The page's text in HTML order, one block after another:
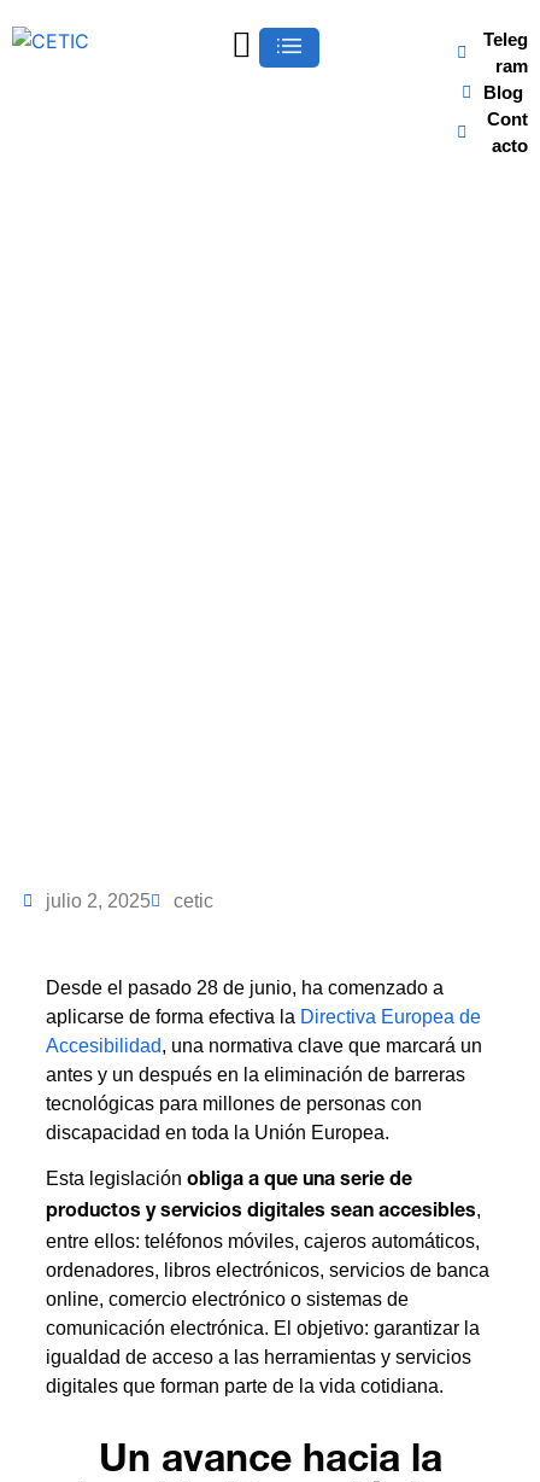
Teleg
ram
Blog
Cont
acto
julio 2, 2025 cetic
Desde el pasado 28 de junio, ha comenzado a
aplicarse de forma efectiva la Directiva Europea de
Accesibilidad, una normativa clave que marcará un
antes y un después en la eliminación de barreras
tecnológicas para millones de personas con
discapacidad en toda la Unión Europea.
Esta legislación obliga a que una serie de
productos y servicios digitales sean accesibles,
entre ellos: teléfonos móviles, cajeros automáticos,
ordenadores, libros electrónicos, servicios de banca
online, comercio electrónico o sistemas de
comunicación electrónica. El objetivo: garantizar la
igualdad de acceso a las herramientas y servicios
digitales que forman parte de la vida cotidiana.
Un avance hacia la